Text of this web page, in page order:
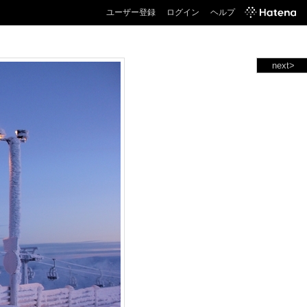
ユーザー登録 ログイン ヘルプ
next>